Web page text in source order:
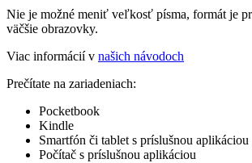
Nie je možné meniť veľkosť písma, formát je
väčšie obrazovky.
Viac informácií v našich návodoch
Prečítate na zariadeniach:
Pocketbook
Kindle
Smartfón či tablet s príslušnou aplikáciou
Počítač s príslušnou aplikáciou